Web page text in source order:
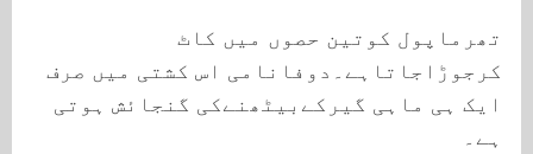
تھرماپول کوتین حصوں میں کاٹ
کرجوڑاجاتاہے۔دوفانامی اس کشتی میں صرف
ایک ہی ماہی گیرکےبیٹھنےکی گنجائش ہوتی
ہے۔